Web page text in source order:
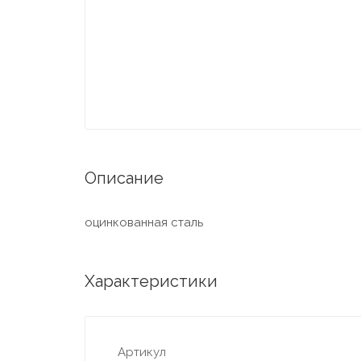
Описание
оцинкованная сталь
Характеристики
Артикул